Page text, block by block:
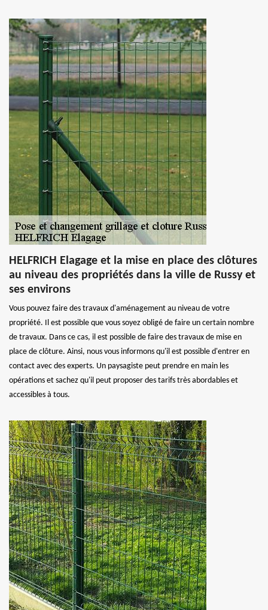
HELFRICH Elagage et la mise en place des clôtures
au niveau des propriétés dans la ville de Russy et
ses environs
Vous pouvez faire des travaux d'aménagement au niveau de votre
propriété. Il est possible que vous soyez obligé de faire un certain nombre
de travaux. Dans ce cas, il est possible de faire des travaux de mise en
place de clôture. Ainsi, nous vous informons qu'il est possible d'entrer en
contact avec des experts. Un paysagiste peut prendre en main les
opérations et sachez qu'il peut proposer des tarifs très abordables et
accessibles à tous.